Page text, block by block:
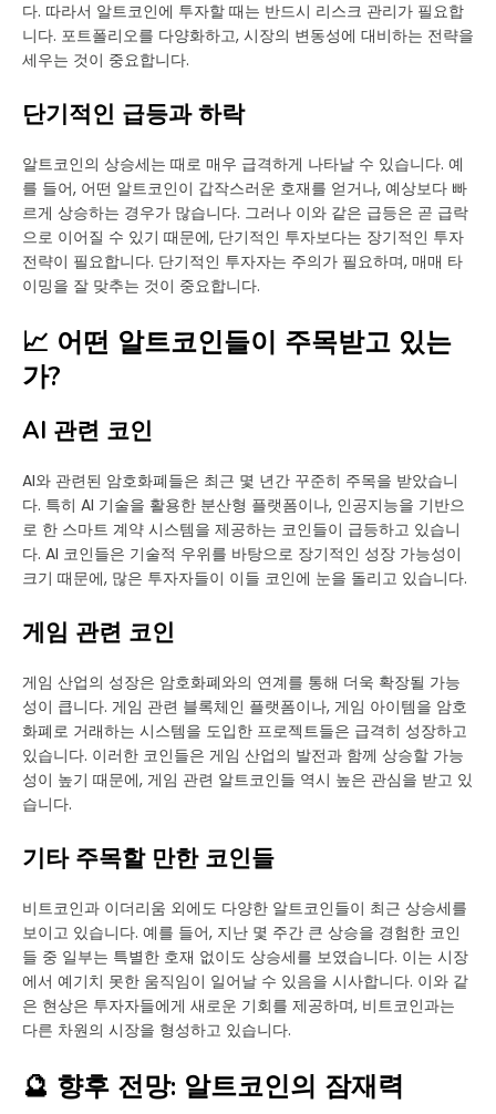
다. 따라서 알트코인에 투자할 때는 반드시 리스크 관리가 필요합
니다. 포트폴리오를 다양화하고, 시장의 변동성에 대비하는 전략을
세우는 것이 중요합니다.
단기적인 급등과 하락
알트코인의 상승세는 때로 매우 급격하게 나타날 수 있습니다. 예
를 들어, 어떤 알트코인이 갑작스러운 호재를 얻거나, 예상보다 빠
르게 상승하는 경우가 많습니다. 그러나 이와 같은 급등은 곧 급락
으로 이어질 수 있기 때문에, 단기적인 투자보다는 장기적인 투자
전략이 필요합니다. 단기적인 투자자는 주의가 필요하며, 매매 타
이밍을 잘 맞추는 것이 중요합니다.
📈 어떤 알트코인들이 주목받고 있는
가?
AI 관련 코인
AI와 관련된 암호화폐들은 최근 몇 년간 꾸준히 주목을 받았습니
다. 특히 AI 기술을 활용한 분산형 플랫폼이나, 인공지능을 기반으
로 한 스마트 계약 시스템을 제공하는 코인들이 급등하고 있습니
다. AI 코인들은 기술적 우위를 바탕으로 장기적인 성장 가능성이
크기 때문에, 많은 투자자들이 이들 코인에 눈을 돌리고 있습니다.
게임 관련 코인
게임 산업의 성장은 암호화폐와의 연계를 통해 더욱 확장될 가능
성이 큽니다. 게임 관련 블록체인 플랫폼이나, 게임 아이템을 암호
화폐로 거래하는 시스템을 도입한 프로젝트들은 급격히 성장하고
있습니다. 이러한 코인들은 게임 산업의 발전과 함께 상승할 가능
성이 높기 때문에, 게임 관련 알트코인들 역시 높은 관심을 받고 있
습니다.
기타 주목할 만한 코인들
비트코인과 이더리움 외에도 다양한 알트코인들이 최근 상승세를
보이고 있습니다. 예를 들어, 지난 몇 주간 큰 상승을 경험한 코인
들 중 일부는 특별한 호재 없이도 상승세를 보였습니다. 이는 시장
에서 예기치 못한 움직임이 일어날 수 있음을 시사합니다. 이와 같
은 현상은 투자자들에게 새로운 기회를 제공하며, 비트코인과는
다른 차원의 시장을 형성하고 있습니다.
🔮 향후 전망: 알트코인의 잠재력